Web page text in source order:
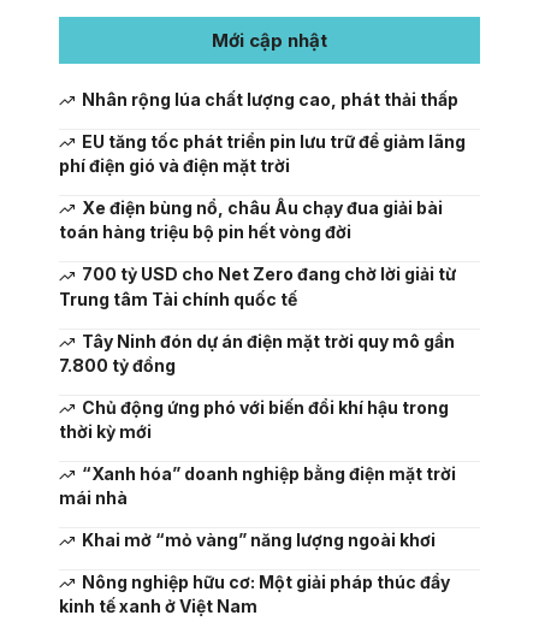
Mới cập nhật
Nhân rộng lúa chất lượng cao, phát thải thấp
EU tăng tốc phát triển pin lưu trữ để giảm lãng
phí điện gió và điện mặt trời
Xe điện bùng nổ, châu Âu chạy đua giải bài
toán hàng triệu bộ pin hết vòng đời
700 tỷ USD cho Net Zero đang chờ lời giải từ
Trung tâm Tài chính quốc tế
Tây Ninh đón dự án điện mặt trời quy mô gần
7.800 tỷ đồng
Chủ động ứng phó với biến đổi khí hậu trong
thời kỳ mới
“Xanh hóa” doanh nghiệp bằng điện mặt trời
mái nhà
Khai mở “mỏ vàng” năng lượng ngoài khơi
Nông nghiệp hữu cơ: Một giải pháp thúc đẩy
kinh tế xanh ở Việt Nam